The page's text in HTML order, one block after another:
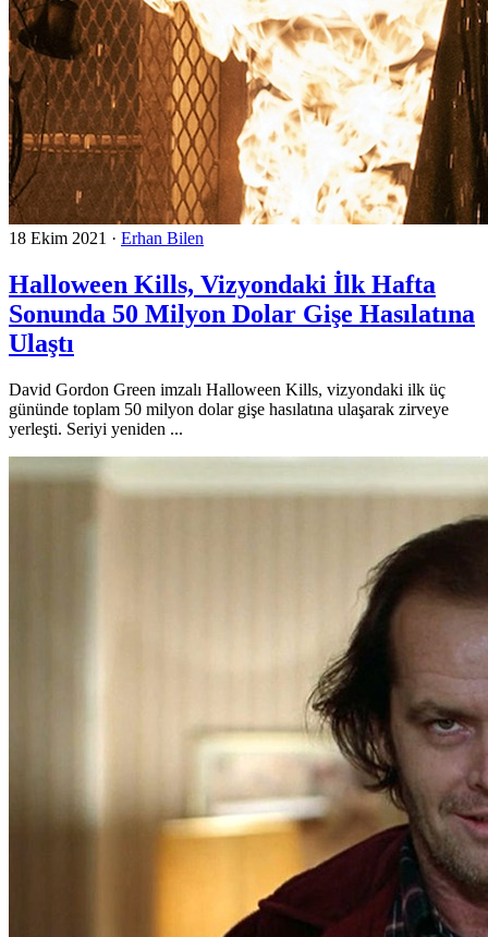
18 Ekim 2021 · Erhan Bilen
Halloween Kills, Vizyondaki İlk Hafta
Sonunda 50 Milyon Dolar Gişe Hasılatına
Ulaştı
David Gordon Green imzalı Halloween Kills, vizyondaki ilk üç
gününde toplam 50 milyon dolar gişe hasılatına ulaşarak zirveye
yerleşti. Seriyi yeniden ...